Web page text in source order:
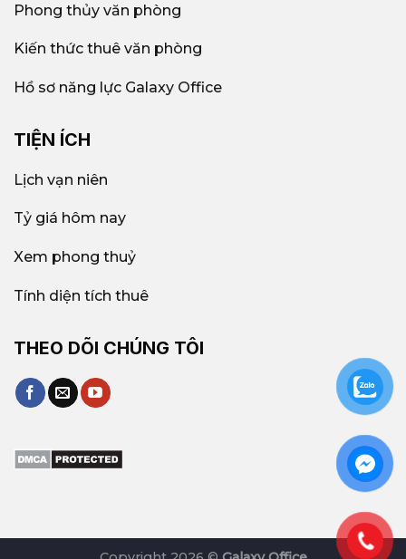
Phong thủy văn phòng
Kiến thức thuê văn phòng
Hồ sơ năng lực Galaxy Office
TIỆN ÍCH
Lịch vạn niên
Tỷ giá hôm nay
Xem phong thuỷ
Tính diện tích thuê
THEO DÕI CHÚNG TÔI